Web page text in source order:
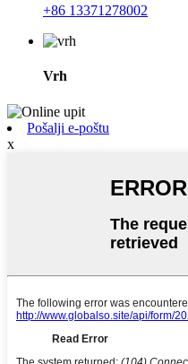
+86 13371278002
Vrh
Pošalji e-poštu
x